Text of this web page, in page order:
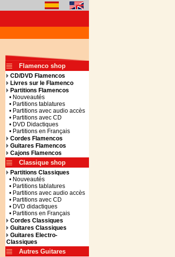
Flamenco shop
CD/DVD Flamencos
Livres sur le Flamenco
Partitions Flamencos
• Nouveautés
• Partitions tablatures
• Partitions avec audio accès
• Partitions avec CD
• DVD Didactiques
• Partitions en Français
Cordes Flamencos
Guitares Flamencos
Cajons Flamencos
Classique shop
Partitions Classiques
• Nouveautés
• Partitions tablatures
• Partitions avec audio accès
• Partitions avec CD
• DVD didactiques
• Partitions en Français
Cordes Classiques
Guitares Classiques
Guitares Electro-
Classiques
Autres Guitares